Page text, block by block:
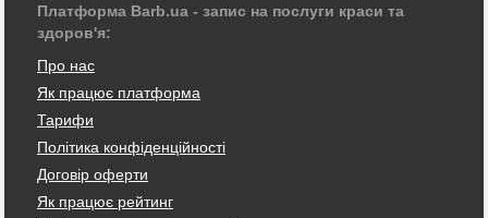
Платформа Barb.ua - запис на послуги краси та
здоров'я:
Про нас
Як працює платформа
Тарифи
Політика конфіденційності
Договір оферти
Як працює рейтинг